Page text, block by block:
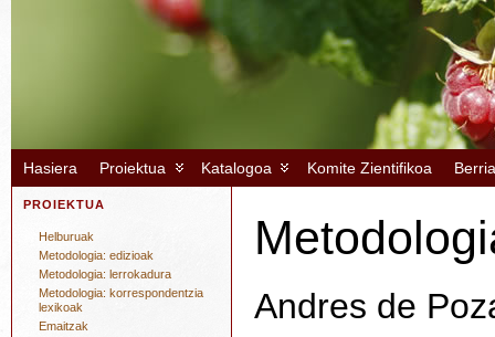
Hasiera Proiektua Katalogoa Komite Zientifikoa
PROIEKTUA
Helburuak
Metodologia: edizioak
Metodologia: lerrokadura
Metodologia: korrespondentzia
lexikoak
Emaitzak
Andres de